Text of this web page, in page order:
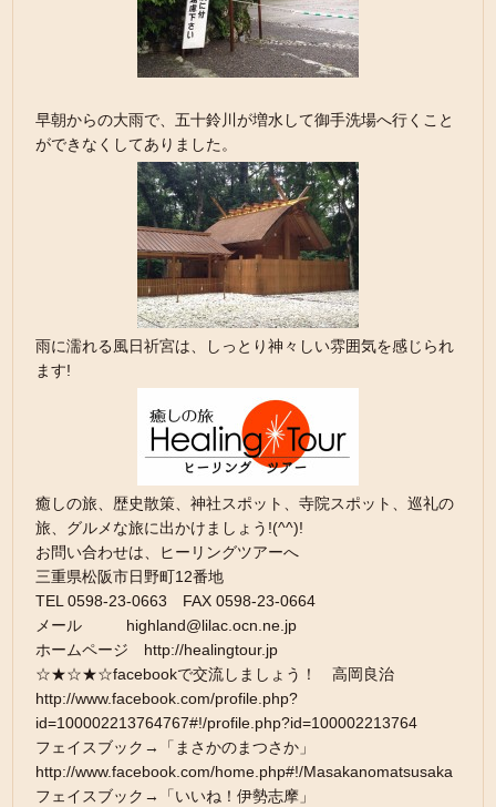
早朝からの大雨で、五十鈴川が増水して御手洗場へ行くこと
ができなくしてありました。
雨に濡れる風日祈宮は、しっとり神々しい雰囲気を感じられ
ます!
癒しの旅、歴史散策、神社スポット、寺院スポット、巡礼の
旅、グルメな旅に出かけましょう!(^^)!
お問い合わせは、ヒーリングツアーへ
三重県松阪市日野町12番地
TEL 0598-23-0663 FAX 0598-23-0664
メール highland@lilac.ocn.ne.jp
ホームページ http://healingtour.jp
☆★☆★☆facebookで交流しましょう！ 高岡良治
http://www.facebook.com/profile.php?
id=100002213764767#!/profile.php?id=100002213764
フェイスブック→「まさかのまつさか」
http://www.facebook.com/home.php#!/Masakanomatsusaka
フェイスブック→「いいね！伊勢志摩」